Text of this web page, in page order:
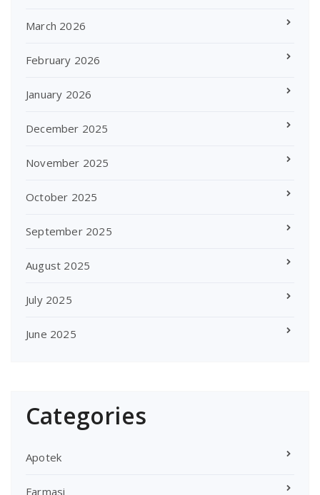
March 2026
February 2026
January 2026
December 2025
November 2025
October 2025
September 2025
August 2025
July 2025
June 2025
Categories
Apotek
Farmasi